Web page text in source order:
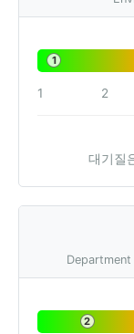
1
1 2
대기질
2